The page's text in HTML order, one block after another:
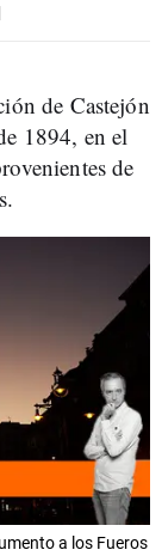
de Castejón
1894, en el
de
a los Fueros